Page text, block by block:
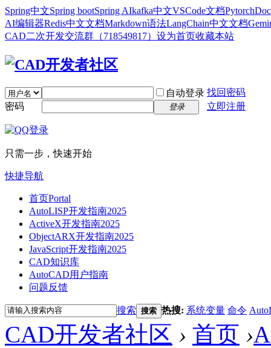
Spring中文Spring bootSpring AIkafka中文VSCode文档Pytorch
AI编辑器Redis中文文档Markdown语法LangChain中文文档
CAD二次开发交流群（718549817） 设为首页收藏本站
自动登录 找回密码
密码
登录 立即注册
只需一步，快速开始
快捷导航
首页Portal
AutoLISP开发指南2025
ActiveX开发指南2025
ObjectARX开发指南2025
JavaScript开发指南2025
CAD知识库
AutoCAD用户指南
问题反馈
搜索 搜索 热搜: 系统变量 命令
CAD开发者社区 › 首页 ›